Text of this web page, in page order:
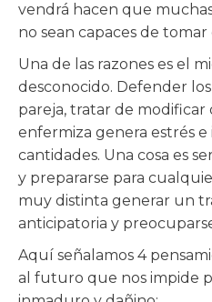
vendrá hacen que
no sean capaces de tomar
Una de las razones es el
desconocido. Defender
pareja, tratar de modificar
enfermiza genera estrés
cantidades. Una cosa es
y prepararse para
muy distinta generar un
anticipatoria y
Aquí señalamos 4
al futuro que nos impide